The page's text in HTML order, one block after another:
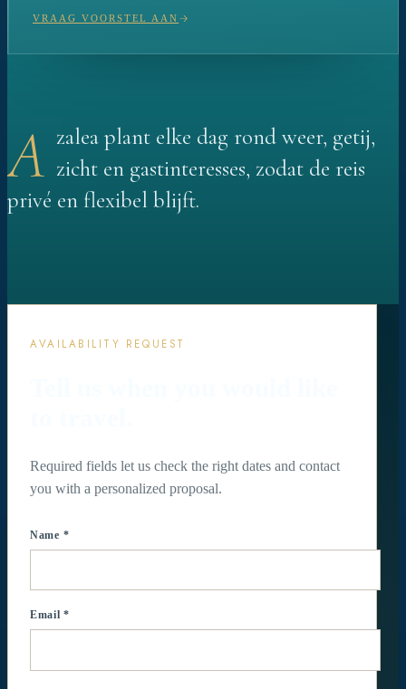
VRAAG VOORSTEL AAN
A zalea plant elke dag rond weer, getij,
zicht en gastinteresses, zodat de reis
privé en flexibel blijft.
AVAILABILITY REQUEST
Required fields let us check the right dates and contact
you with a personalized proposal.
Name *
Email *